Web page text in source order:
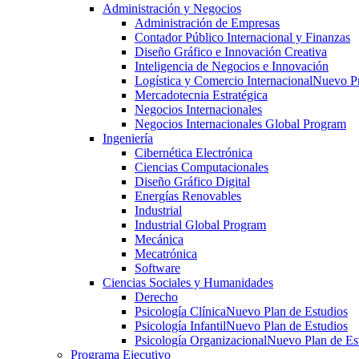
Administración y Negocios
Administración de Empresas
Contador Público Internacional y Finanzas
Diseño Gráfico e Innovación Creativa
Inteligencia de Negocios e Innovación
Logística y Comercio InternacionalNuevo
Mercadotecnia Estratégica
Negocios Internacionales
Negocios Internacionales Global Program
Ingeniería
Cibernética Electrónica
Ciencias Computacionales
Diseño Gráfico Digital
Energías Renovables
Industrial
Industrial Global Program
Mecánica
Mecatrónica
Software
Ciencias Sociales y Humanidades
Derecho
Psicología ClínicaNuevo Plan de Estudios
Psicología InfantilNuevo Plan de Estudios
Psicología OrganizacionalNuevo Plan de
Programa Ejecutivo